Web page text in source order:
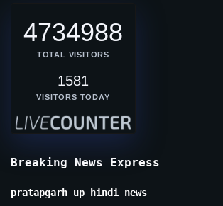
4734988
TOTAL VISITORS
1581
VISITORS TODAY
Breaking News Express
pratapgarh up hindi news